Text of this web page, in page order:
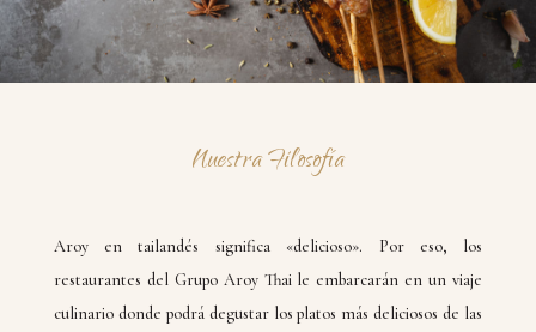
Nuestra Filosofía
Aroy en tailandés significa «delicioso». Por eso, los
restaurantes del Grupo Aroy Thai le embarcarán en un viaje
culinario donde podrá degustar los platos más deliciosos de las